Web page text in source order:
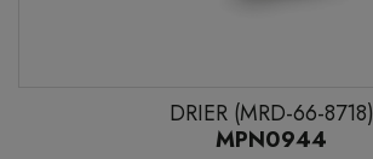
DRIER (MRD-66-8718)
MPN0944